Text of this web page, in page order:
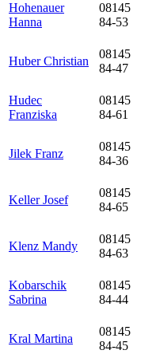
Hohenauer
Hanna
08145
84-53
Huber Christian
08145
84-47
Hudec
Franziska
08145
84-61
Jilek Franz
08145
84-36
Keller Josef
08145
84-65
Klenz Mandy
08145
84-63
Kobarschik
Sabrina
08145
84-44
Kral Martina
08145
84-45